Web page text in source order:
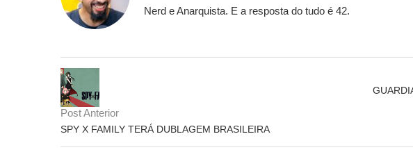
Nerd e Anarquista. E a resposta do tudo é 42.
Post Anterior
SPY X FAMILY TERÁ DUBLAGEM BRASILEIRA